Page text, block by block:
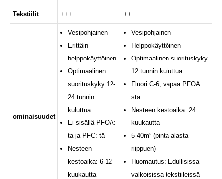
Tekstiilit +++ ++
ominaisuudet
Vesipohjainen
Erittäin
helppokäyttöinen
Optimaalinen
suorituskyky 12-
24 tunnin
kuluttua
Ei sisällä PFOA:
ta ja PFC: tä
Nesteen
kestoaika: 6-12
kuukautta
Vesipohjainen
Helppokäyttöinen
Optimaalinen suorituskyky
12 tunnin kuluttua
Fluori C-6, vapaa PFOA:
sta
Nesteen kestoaika: 24
kuukautta
5-40m² (pinta-alasta
riippuen)
Huomautus: Edullisissa
valkoisissa tekstiileissä